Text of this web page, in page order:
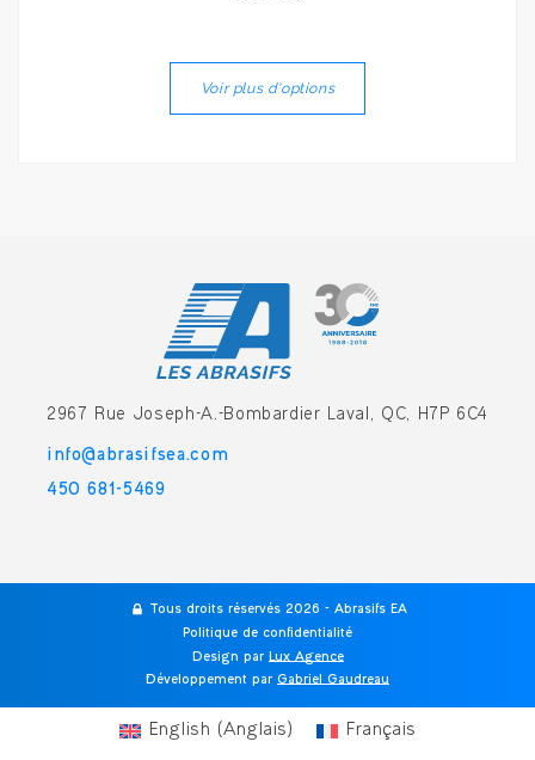
Voir plus d'options
2967 Rue Joseph-A.-Bombardier Laval, QC, H7P 6C4
info@abrasifsea.com
450 681-5469
Tous droits réservés 2026 - Abrasifs EA
Politique de confidentialité
Design par Lux Agence
-Développement par Gabriel Gaudreau
English ( Anglais ) Français